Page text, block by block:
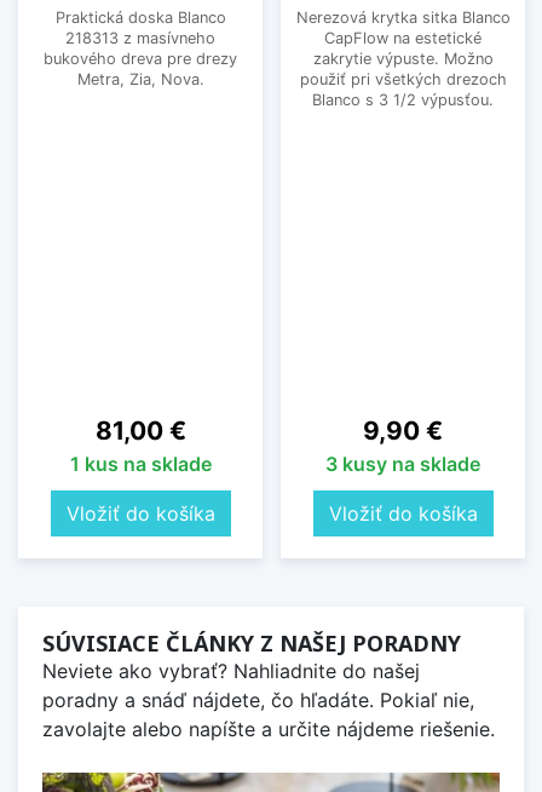
Praktická doska Blanco
218313 z masívneho
bukového dreva pre drezy
Metra, Zia, Nova.
Cena
81,00 €
1 kus na sklade
Vložiť do košíka
Nerezová krytka sitka Blanco
CapFlow na estetické
zakrytie výpuste. Možno
použiť pri všetkých drezoch
Blanco s 3 1/2 výpusťou.
Cena
9,90 €
3 kusy na sklade
Vložiť do košíka
SÚVISIACE ČLÁNKY Z NAŠEJ PORADNY
Neviete ako vybrať? Nahliadnite do našej
poradny a snáď nájdete, čo hľadáte. Pokiaľ nie,
zavolajte alebo napíšte a určite nájdeme riešenie.